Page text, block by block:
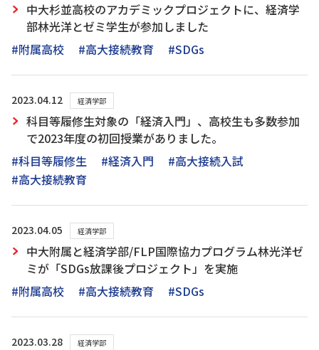
中大杉並高校のアカデミックプロジェクトに、経済学
部林光洋とゼミ学生が参加しました
#附属高校
#高大接続教育 #SDGs
2023.04.12 経済学部
科目等履修生対象の「経済入門」、高校生も多数参加
で2023年度の初回授業がありました。
#科目等履修生
#経済入門
#高大接続入試
#高大接続教育
2023.04.05 経済学部
中大附属と経済学部/FLP国際協力プログラム林光洋ゼ
ミが「SDGs放課後プロジェクト」を実施
#附属高校
#高大接続教育 #SDGs
2023.03.28 経済学部